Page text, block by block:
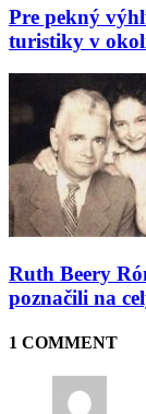
Pre pekný
turistiky v
Ruth Beery
poznačili na
1 COMMENT